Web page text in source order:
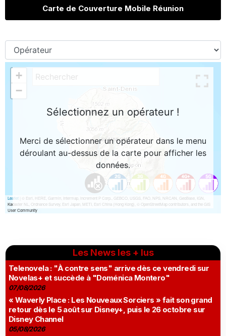
Carte de Couverture Mobile Réunion
Les News les + lus
Telenovela : "À contre sens" arrive dès ce vendredi sur
Novelas+ et succède à "Doménica Montero"
07/08/2026
« Waverly Place : Les Nouveaux Sorciers » fait son grand
retour dès le 5 août sur Disney+, puis le 26 octobre sur
Disney Channel
05/08/2026